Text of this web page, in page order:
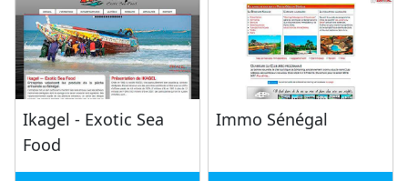
Ikagel - Exotic Sea
Food
Immo Sénégal